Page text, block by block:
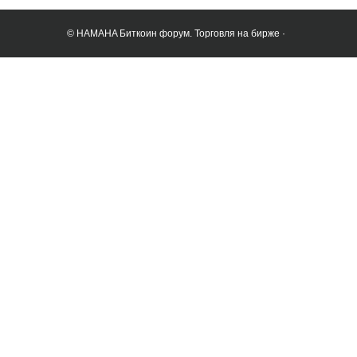
© HAMAHA Биткоин форум. Торговля на бирже ·